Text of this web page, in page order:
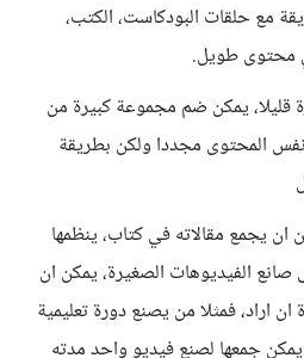
مع حلقات البودكاست، الكتب،
محتوى طويل.
قليلا، يمكن ضم مجموعة كبيرة من
المحتوى مجددا ولكن بطريقة
ان يجمع مقالاته في كتاب، ينظمها
صانع الفيديوهات الصغيرة، يمكن ان
اراد، فمثلا من يصنع دورة تعليمية
5 دقائق، يمكن جمعها لصنع فيديو واحد مدته